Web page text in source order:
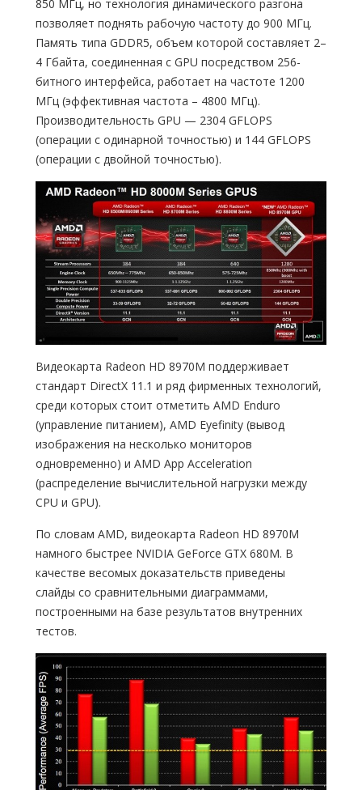
850 МГц, но технология динамического разгона
позволяет поднять рабочую частоту до 900 МГц.
Память типа GDDR5, объем которой составляет 2–
4 Гбайта, соединенная с GPU посредством 256-
битного интерфейса, работает на частоте 1200
МГц (эффективная частота – 4800 МГц).
Производительность GPU — 2304 GFLOPS
(операции с одинарной точностью) и 144 GFLOPS
(операции с двойной точностью).
Видеокарта Radeon HD 8970M поддерживает
стандарт DirectX 11.1 и ряд фирменных технологий,
среди которых стоит отметить AMD Enduro
(управление питанием), AMD Eyefinity (вывод
изображения на несколько мониторов
одновременно) и AMD App Acceleration
(распределение вычислительной нагрузки между
CPU и GPU).
По словам AMD, видеокарта Radeon HD 8970M
намного быстрее NVIDIA GeForce GTX 680M. В
качестве весомых доказательств приведены
слайды со сравнительными диаграммами,
построенными на базе результатов внутренних
тестов.